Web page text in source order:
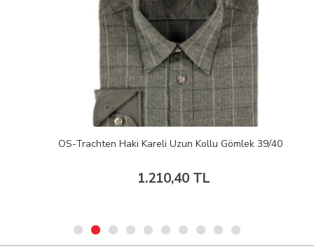
OS-Trachten Haki Kareli Uzun Kollu Gömlek 39/40
1.210,40 TL